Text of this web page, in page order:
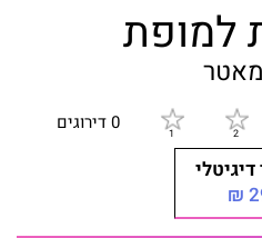
למופת
0 דירוגים